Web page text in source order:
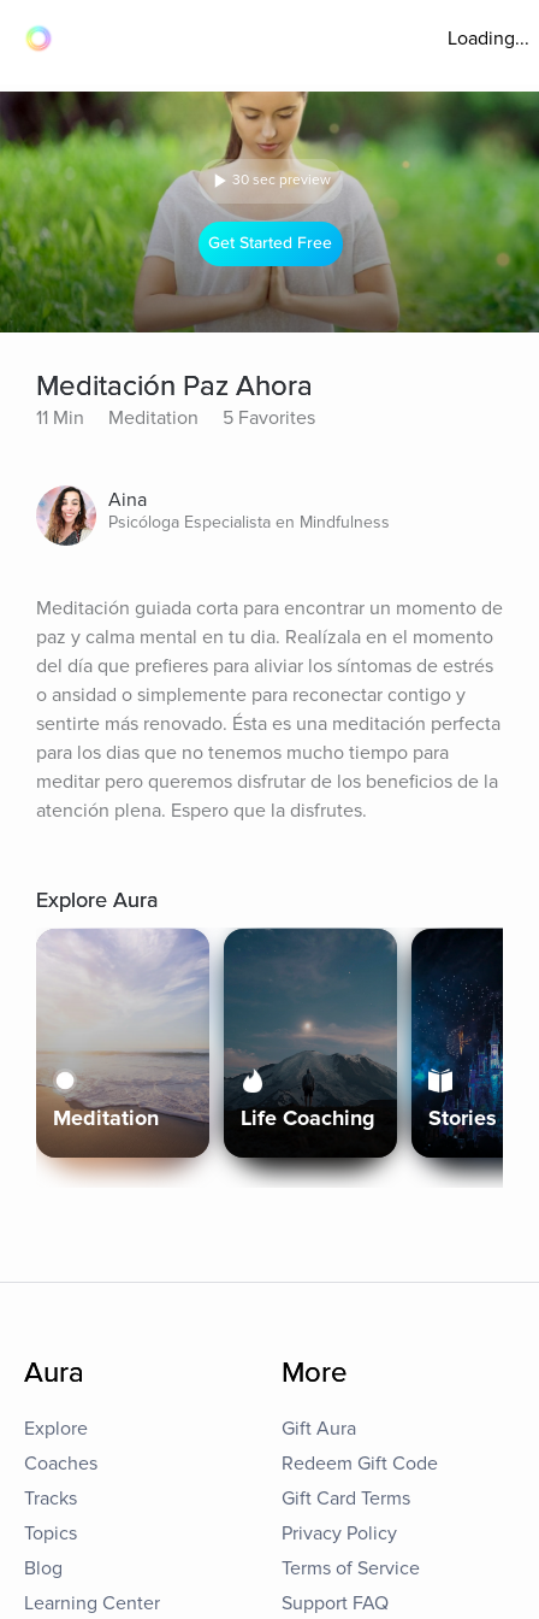
Loading...
30 sec preview
Get Started Free
Meditación Paz Ahora
11 Min Meditation 5 Favorites
Aina
Psicóloga Especialista en Mindfulness
Meditación guiada corta para encontrar un momento de
paz y calma mental en tu dia. Realízala en el momento
del día que prefieres para aliviar los síntomas de estrés
o ansidad o simplemente para reconectar contigo y
sentirte más renovado. Ésta es una meditación perfecta
para los dias que no tenemos mucho tiempo para
meditar pero queremos disfrutar de los beneficios de la
atención plena. Espero que la disfrutes.
Explore Aura
Meditation Life Coaching Stories
Aura
Explore
Coaches
Tracks
Topics
Blog
Learning Center
More
Gift Aura
Redeem Gift Code
Gift Card Terms
Privacy Policy
Terms of Service
Support FAQ